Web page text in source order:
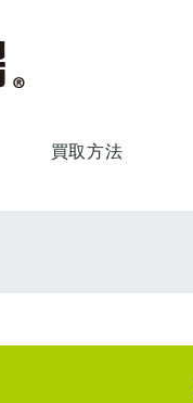
買取方法